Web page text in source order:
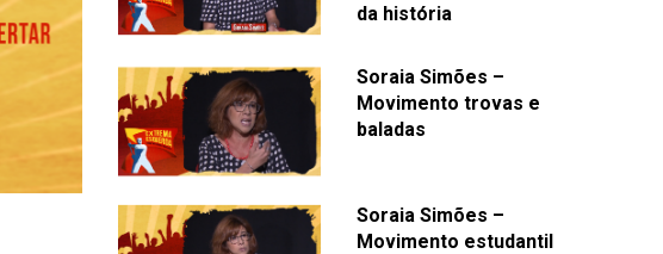
da história
Soraia Simões –
Movimento trovas e
baladas
Soraia Simões –
Movimento estudantil